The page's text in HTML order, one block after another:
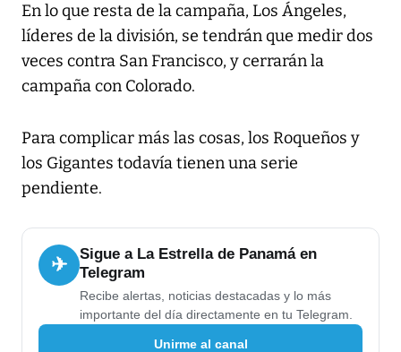
En lo que resta de la campaña, Los Ángeles,
líderes de la división, se tendrán que medir dos
veces contra San Francisco, y cerrarán la
campaña con Colorado.
Para complicar más las cosas, los Roqueños y
los Gigantes todavía tienen una serie
pendiente.
✈
Sigue a La Estrella de Panamá en
Telegram
Recibe alertas, noticias destacadas y lo más
importante del día directamente en tu Telegram.
Unirme al canal